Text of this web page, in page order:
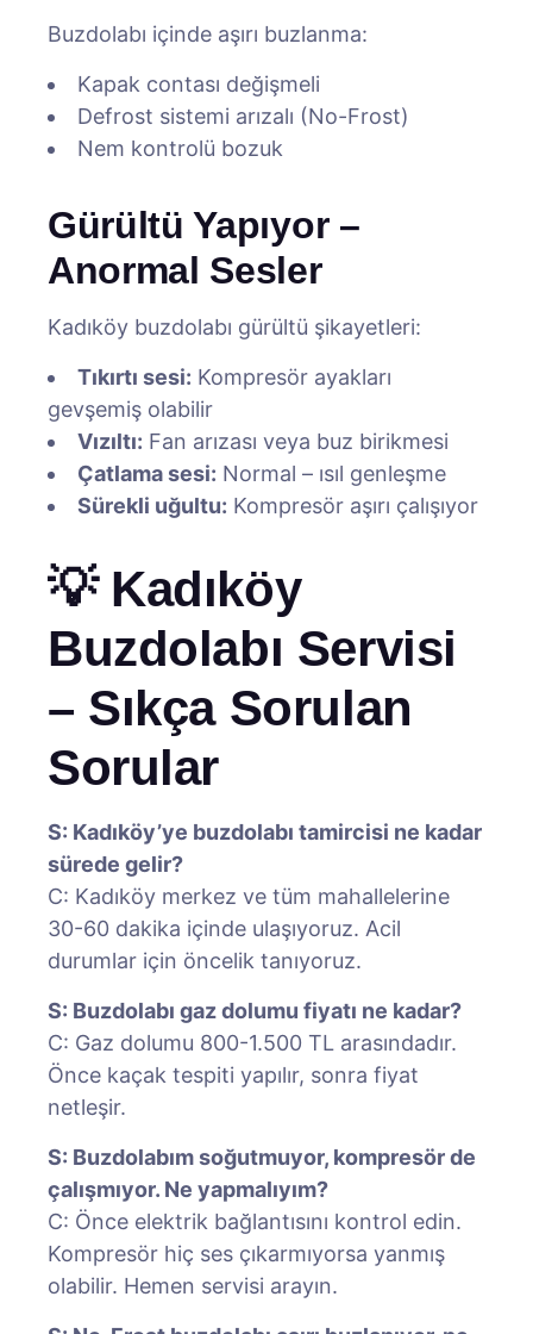
Buzdolabı içinde aşırı buzlanma:
Kapak contası değişmeli
Defrost sistemi arızalı (No-Frost)
Nem kontrolü bozuk
Gürültü Yapıyor –
Anormal Sesler
Kadıköy buzdolabı gürültü şikayetleri:
Tıkırtı sesi: Kompresör ayakları
gevşemiş olabilir
Vızıltı: Fan arızası veya buz birikmesi
Çatlama sesi: Normal – ısıl genleşme
Sürekli uğultu: Kompresör aşırı çalışıyor
💡 Kadıköy
Buzdolabı Servisi
– Sıkça Sorulan
Sorular
S: Kadıköy’ye buzdolabı tamircisi ne kadar
sürede gelir?
C: Kadıköy merkez ve tüm mahallelerine
30-60 dakika içinde ulaşıyoruz. Acil
durumlar için öncelik tanıyoruz.
S: Buzdolabı gaz dolumu fiyatı ne kadar?
C: Gaz dolumu 800-1.500 TL arasındadır.
Önce kaçak tespiti yapılır, sonra fiyat
netleşir.
S: Buzdolabım soğutmuyor, kompresör de
çalışmıyor. Ne yapmalıyım?
C: Önce elektrik bağlantısını kontrol edin.
Kompresör hiç ses çıkarmıyorsa yanmış
olabilir. Hemen servisi arayın.